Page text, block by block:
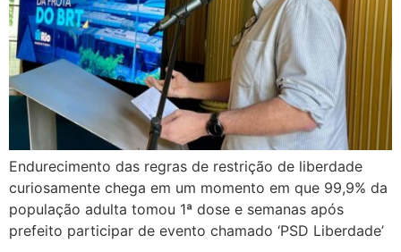
Endurecimento das regras de restrição de liberdade
curiosamente chega em um momento em que 99,9% da
população adulta tomou 1ª dose e semanas após
prefeito participar de evento chamado ‘PSD Liberdade’